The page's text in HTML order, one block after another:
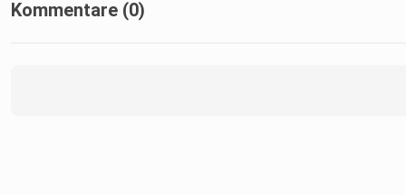
Kommentare (0)